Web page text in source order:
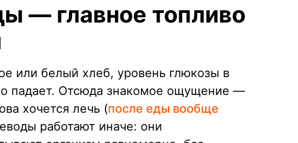
— главное топливо
или белый хлеб, уровень глюкозы в
падает. Отсюда знакомое ощущение —
хочется лечь (после еды вообще
работают иначе: они